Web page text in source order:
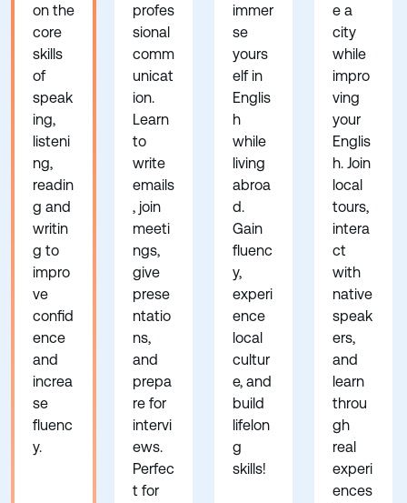
on the
core
skills
of
speak
ing,
listeni
ng,
readin
g and
writin
g to
impro
ve
confid
ence
and
increa
se
fluenc
y.
profes
sional
comm
unicat
ion.
Learn
to
write
emails
, join
meeti
ngs,
give
prese
ntatio
ns,
and
prepa
re for
intervi
ews.
Perfec
t for
immer
se
yours
elf in
Englis
h
while
living
abroa
d.
Gain
fluenc
y,
experi
ence
local
cultur
e, and
build
lifelon
g
skills!
e a
city
while
impro
ving
your
Englis
h. Join
local
tours,
intera
ct
with
native
speak
ers,
and
learn
throu
gh
real
experi
ences